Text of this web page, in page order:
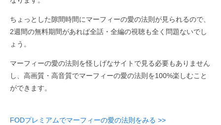
ちょっとした隙間時間にマーフィーの愛の法則が見られるので、
2週間の無料期間があれば全話・全編の視聴も全く問題ないでし
ょう。
マーフィーの愛の法則を怪しげなサイトで見る必要もありません
し、高画質・高音質でマーフィーの愛の法則を100%楽しむこと
ができます。
FODプレミアムでマーフィーの愛の法則をみる >>